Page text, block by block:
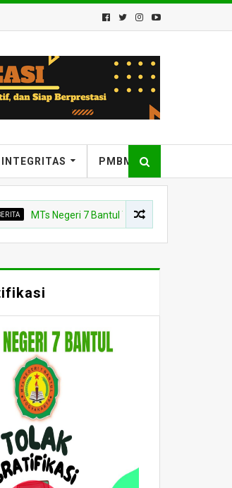
PMBM
Negeri 7 Bantul Tetapkan Tiga Agen